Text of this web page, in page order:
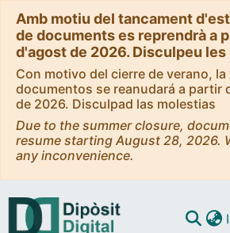
Amb motiu del tancament
de documents es reprendrà a
d'agost de 2026. Disculpeu
Con motivo del cierre de verano,
documentos se reanudará a partir
de 2026. Disculpad las molestias
Due to the summer closure,
resume starting August 28, 2026.
any inconvenience.